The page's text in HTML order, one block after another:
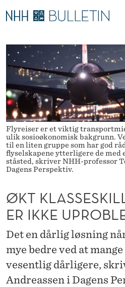
Ø
K
T
K
L
A
S
S
E
S
K
L
L
E
O
V
D
M
E
N
Y
Ø
N
T
S
T
E
D
E
T
Stipendiater og nye
Disputaser
Ekspertutvalg
Om Bulletin
Flyreiser er et viktig
ulik sosioøkonomisk bakgrunn.
til en liten gruppe som har god
flyselskapene ytterligere de med
ståsted, skriver NHH-professor
Dagens Perspektiv.
ØKT
ER IKKE
Det en dårlig løsning
mye bedre ved at
vesentlig dårligere,
Andreassen i Dagens